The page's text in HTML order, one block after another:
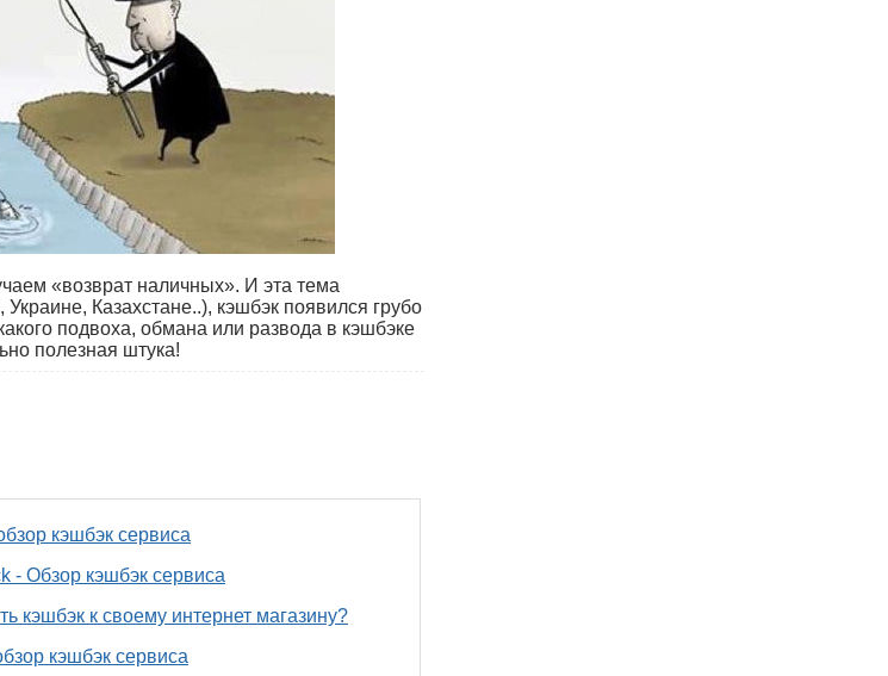
«возврат наличных». И эта тема
Казахстане..), кэшбэк появился грубо
подвоха, обмана или развода в кэшбэке
полезная штука!
кэшбэк сервиса
- Обзор кэшбэк сервиса
кэшбэк к своему интернет магазину?
кэшбэк сервиса